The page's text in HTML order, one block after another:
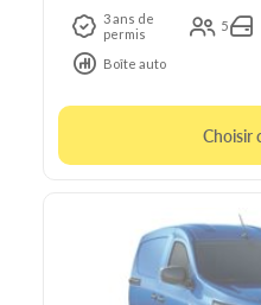
3 ans de
permis
5
Boîte auto
Choisir